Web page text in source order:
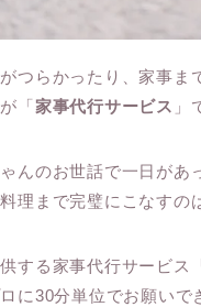
つらかったり、家事ま
「家事代行サービス 」
んのお世話で一日が
理まで完璧にこなすの
する家事代行サービ
に30分単位でお願いで